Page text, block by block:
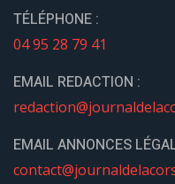
TÉLÉPHONE :
04 95 28 79 41
EMAIL REDACTION :
EMAIL ANNONCES